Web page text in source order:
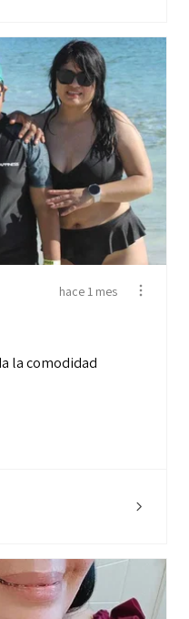
hace 1 mes
la comodidad